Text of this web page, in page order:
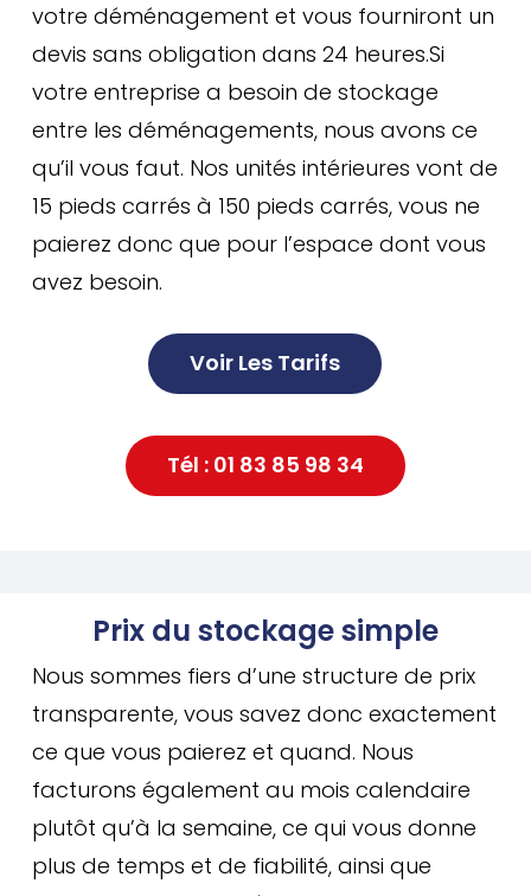
votre déménagement et vous fourniront un
devis sans obligation dans 24 heures.Si
votre entreprise a besoin de stockage
entre les déménagements, nous avons ce
qu’il vous faut. Nos unités intérieures vont de
15 pieds carrés à 150 pieds carrés, vous ne
paierez donc que pour l’espace dont vous
avez besoin.
Voir Les Tarifs
Tél : 01 83 85 98 34
Prix du stockage simple
Nous sommes fiers d’une structure de prix
transparente, vous savez donc exactement
ce que vous paierez et quand. Nous
facturons également au mois calendaire
plutôt qu’à la semaine, ce qui vous donne
plus de temps et de fiabilité, ainsi que